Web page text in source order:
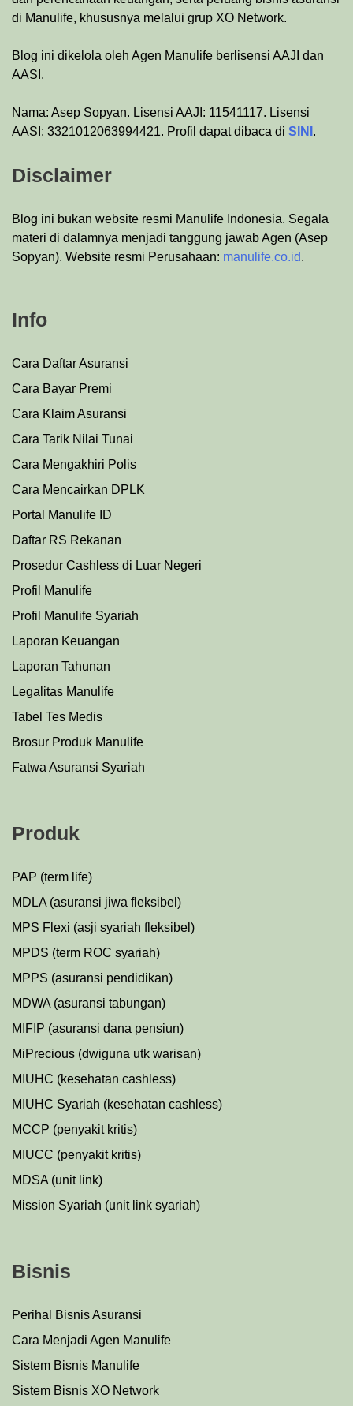
di Manulife, khususnya melalui grup XO Network.
Blog ini dikelola oleh Agen Manulife berlisensi AAJI dan
AASI.
Nama: Asep Sopyan. Lisensi AAJI: 11541117. Lisensi
AASI: 3321012063994421. Profil dapat dibaca di SINI .
Disclaimer
Blog ini bukan website resmi Manulife Indonesia. Segala
materi di dalamnya menjadi tanggung jawab Agen (Asep
Sopyan). Website resmi Perusahaan: manulife.co.id.
Info
Cara Daftar Asuransi
Cara Bayar Premi
Cara Klaim Asuransi
Cara Tarik Nilai Tunai
Cara Mengakhiri Polis
Cara Mencairkan DPLK
Portal Manulife ID
Daftar RS Rekanan
Prosedur Cashless di Luar Negeri
Profil Manulife
Profil Manulife Syariah
Laporan Keuangan
Laporan Tahunan
Legalitas Manulife
Tabel Tes Medis
Brosur Produk Manulife
Fatwa Asuransi Syariah
Produk
PAP (term life)
MDLA (asuransi jiwa fleksibel)
MPS Flexi (asji syariah fleksibel)
MPDS (term ROC syariah)
MPPS (asuransi pendidikan)
MDWA (asuransi tabungan)
MIFIP (asuransi dana pensiun)
MiPrecious (dwiguna utk warisan)
MIUHC (kesehatan cashless)
MIUHC Syariah (kesehatan cashless)
MCCP (penyakit kritis)
MIUCC (penyakit kritis)
MDSA (unit link)
Mission Syariah (unit link syariah)
Bisnis
Perihal Bisnis Asuransi
Cara Menjadi Agen Manulife
Sistem Bisnis Manulife
Sistem Bisnis XO Network